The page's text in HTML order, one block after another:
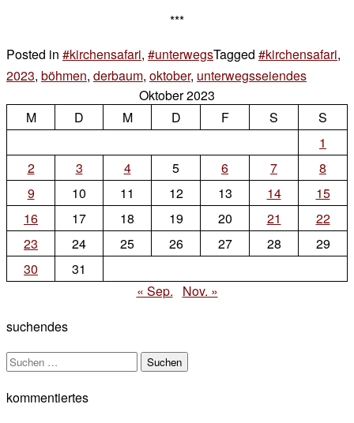
***
Posted in #kirchensafari, #unterwegsTagged #kirchensafari,
2023, böhmen, derbaum, oktober, unterwegsseiendes
Oktober 2023
M
D M D F S
S
1
2
3 4 5 6 7
8
9
10 11 12 13 14
15
16
17 18 19 20 21
22
23
24 25 26 27 28
29
30
31
« Sep.
Nov. »
suchendes
Suchen
kommentiertes